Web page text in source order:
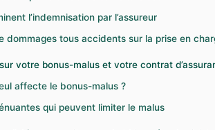
l’indemnisation par l’assureur
dommages tous accidents sur la prise en
votre bonus-malus et votre contrat
affecte le bonus-malus ?
qui peuvent limiter le malus